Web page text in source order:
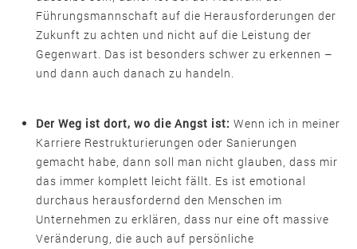
Führungsmannschaft auf die Herausforderungen der
Zukunft zu achten und nicht auf die Leistung der
Gegenwart. Das ist besonders schwer zu erkennen –
und dann auch danach zu handeln.
Der Weg ist dort, wo die Angst ist: Wenn ich in meiner
Karriere Restrukturierungen oder Sanierungen
gemacht habe, dann soll man nicht glauben, dass mir
das immer komplett leicht fällt. Es ist emotional
durchaus herausfordernd den Menschen im
Unternehmen zu erklären, dass nur eine oft massive
Veränderung, die auch auf persönliche